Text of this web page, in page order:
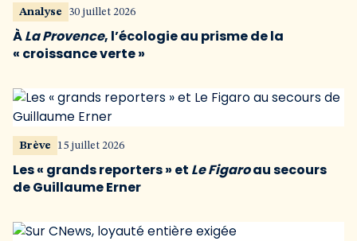
Analyse 30 juillet 2026
ÀLa Provence, l’écologie au prisme de la
« croissance verte »
Brève 15 juillet 2026
Les « grands reporters » et Le Figaroau secours
de Guillaume Erner